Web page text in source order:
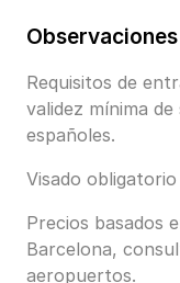
Requisitos de
validez mínima
españoles.
Visado
Precios basados
Barcelona,
aeropuertos.